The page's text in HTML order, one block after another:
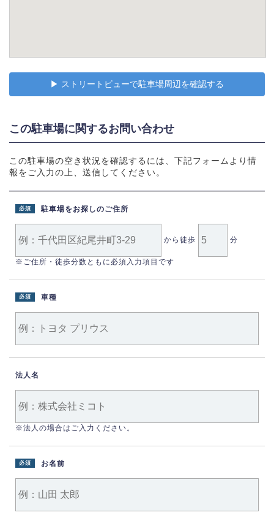
▶︎ ストリートビューで駐車場周辺を確認する
この駐車場に関するお問い合わせ
この駐車場の空き状況を確認するには、下記フォームより情
報をご入力の上、送信してください。
駐車場をお探しのご住所
必須
から徒歩 分
※ご住所・徒歩分数ともに必須入力項目です
車種
必須
法人名
※法人の場合はご入力ください。
お名前
必須